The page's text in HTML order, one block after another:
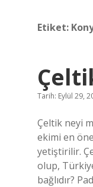
Etiket:
Tarih: Eylül 29,
Çeltik neyi
ekimi en
yetiştirilir.
olup,
bağlıdır?